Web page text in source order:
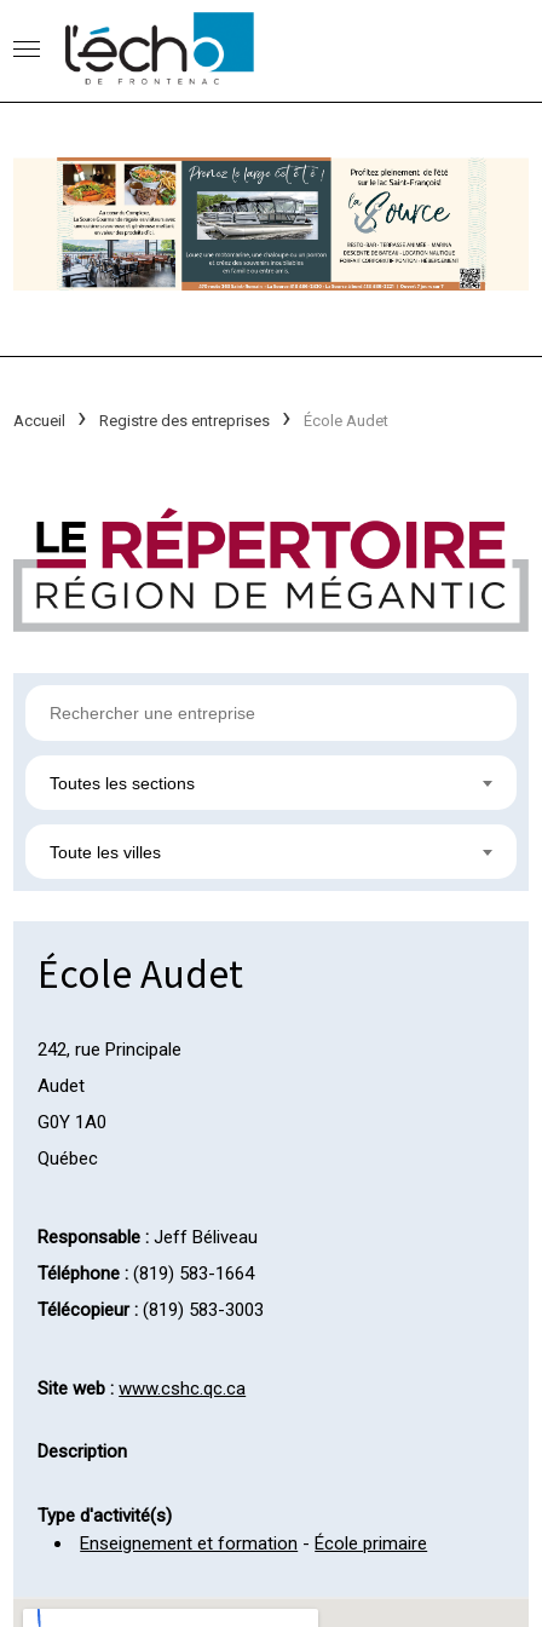
Accueil Registre des entreprises École Audet
Toutes les sections
Toute les villes
École Audet
242, rue Principale
Audet
G0Y 1A0
Québec
Responsable : Jeff Béliveau
Téléphone : (819) 583-1664
Télécopieur : (819) 583-3003
Site web : www.cshc.qc.ca
Description
Type d'activité(s)
Enseignement et formation -École primaire